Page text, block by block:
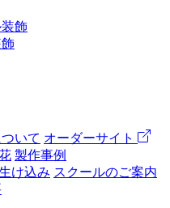
いて オーダーサイト
製作事例
け込み スクールのご案内